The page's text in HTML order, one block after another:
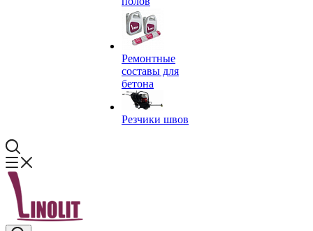
Ремонтные
составы для
бетона
Резчики швов